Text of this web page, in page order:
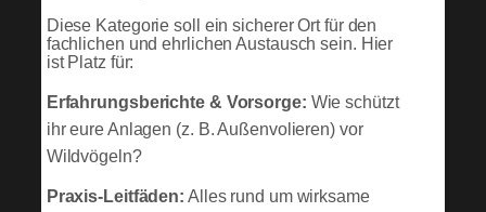
Diese Kategorie soll ein sicherer Ort für den
fachlichen und ehrlichen Austausch sein. Hier
ist Platz für:
Erfahrungsberichte & Vorsorge: Wie schützt
ihr eure Anlagen (z. B. Außenvolieren) vor
Wildvögeln?
Praxis-Leitfäden: Alles rund um wirksame